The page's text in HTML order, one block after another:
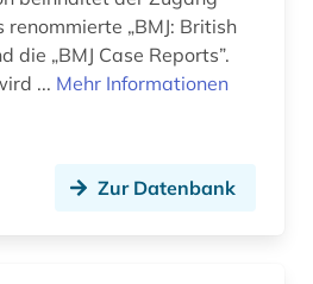
„BMJ: British
die „BMJ Case Reports”.
... Mehr Informationen
Zur Datenbank